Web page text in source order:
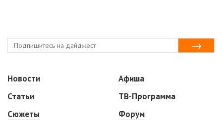
Новости
Статьи
Сюжеты
Афиша
ТВ-Программа
Форум